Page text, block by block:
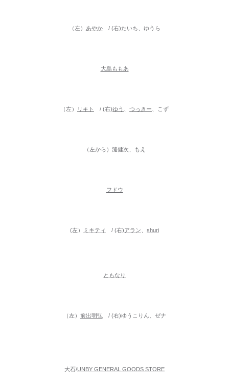
（左） あやか/ (右)たいち、ゆうら
大島ももあ
（左） リキト / (右)ゆう つっきー 、こず
（左から）漣健次、もえ
フドウ
(左） ミキティ / (右)アラン shuri
ともなり
（左） 前出明弘 / (右)ゆうこりん、ゼナ
大石/UNBY GENERAL GOODS STORE